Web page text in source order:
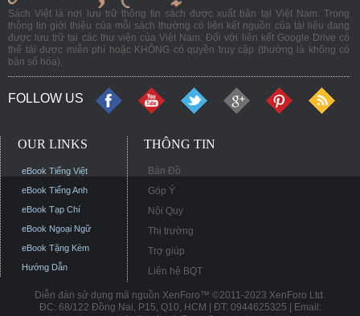
Sách Việt là nơi lưu trữ thông tin sách được xuất bản tại Việt Nam. Trong
thông tin giới thiệu của mỗi sách thường có liên kết nguồn của tài liệu đang
được lưu trữ tại các thư viện của Việt Nam. Đối với liên kết Google Drive có
thể tải được miễn phí hoặc KHÔNG có quyền truy cập (thường là không có
bản số hóa).
FOLLOW US
OUR LINKS
eBook Tiếng Việt
eBook Tiếng Anh
eBook Tạp Chí
eBook Ngoại Ngữ
eBook Tặng Kèm
Hướng Dẫn
THÔNG TIN
Bản Đồ
Góp Ý
Nội Quy
Thị trường
Trợ giúp
Liên hệ BQT
Diễn đàn sử dụng mã nguồn XenForo™ ©2011-2023 XenForo Ltd.
ĐC: 68/122 Đồng Nai, P15, Q10, HCM | ĐT: 0944625325 | Email: